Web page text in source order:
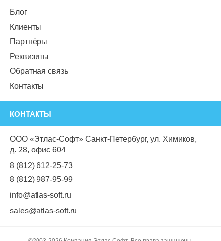
Блог
Клиенты
Партнёры
Реквизиты
Обратная связь
Контакты
КОНТАКТЫ
ООО «Этлас-Софт» Санкт-Петербург, ул. Химиков,
д. 28, офис 604
8 (812) 612-25-73
8 (812) 987-95-99
info@atlas-soft.ru
sales@atlas-soft.ru